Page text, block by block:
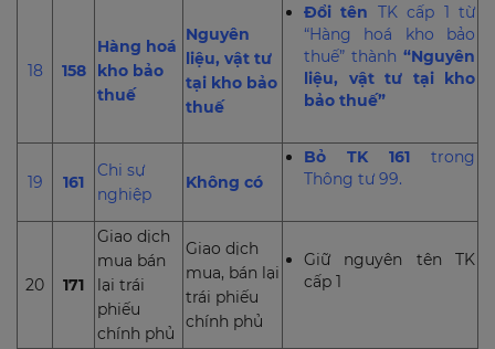
18 158
Hàng hoá
kho bảo
thuế
Nguyên
liệu, vật tư
tại kho bảo
thuế
Đổi tên TK cấp 1 từ
“Hàng hoá kho bảo
thuế” thành “Nguyên
liệu, vật tư tại kho
bảo thuế”
19 161
Chi sự
nghiệp
Không có
Bỏ TK 161 trong
Thông tư 99.
20 171
Giao dịch
mua bán
lại trái
phiếu
chính phủ
Giao dịch
mua, bán lại
trái phiếu
chính phủ
Giữ nguyên tên TK
cấp 1